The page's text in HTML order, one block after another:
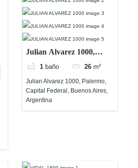
Julian Alvarez 1000,
Palermo, Capital Federal,
1 baño 26 m²
Julian Alvarez 1000, Palermo,
Capital Federal, Buenos Aires,
Argentina